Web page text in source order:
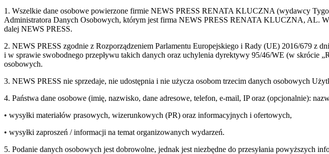
1. Wszelkie dane osobowe powierzone firmie NEWS PRESS RENATA KLUCZNA (wydawcy
Administratora Danych Osobowych, którym jest firma NEWS PRESS RENATA KLUCZNA, AL.
dalej NEWS PRESS.
2. NEWS PRESS zgodnie z Rozporządzeniem Parlamentu Europejskiego i Rady (UE) 2016/679 z
i w sprawie swobodnego przepływu takich danych oraz uchylenia dyrektywy 95/46/WE (w
osobowych.
3. NEWS PRESS nie sprzedaje, nie udostępnia i nie użycza osobom trzecim danych osobowych
4. Państwa dane osobowe (imię, nazwisko, dane adresowe, telefon, e-mail, IP oraz (opcjonalnie):
• wysyłki materiałów prasowych, wizerunkowych (PR) oraz informacyjnych i ofertowych,
• wysyłki zaproszeń / informacji na temat organizowanych wydarzeń.
5. Podanie danych osobowych jest dobrowolne, jednak jest niezbędne do przesyłania powyższych